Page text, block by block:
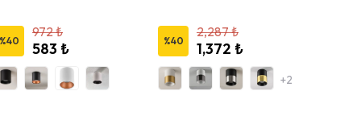
%40
972 ₺
583 ₺ %40
2,287 ₺
1,372 ₺
+2